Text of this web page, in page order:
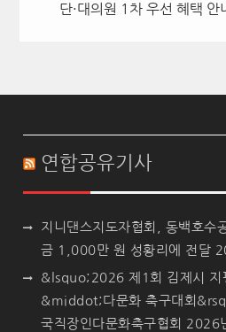
단·대의원 1차 우선 혜택 안
연합공유기사
지니댄스지도자협회, 동백호수
금 1,000만 원 성황리에 전달
&lsquo;2026 제1회 김제시 지
&middot;다문화 축구대회
국직장인다문화축구협회 2026